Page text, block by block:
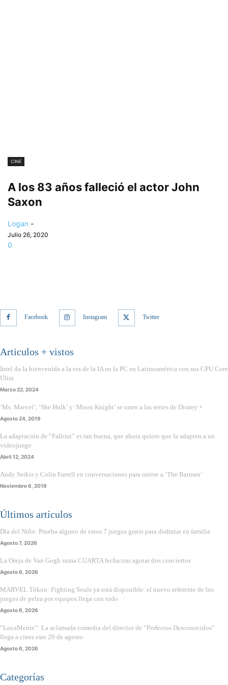
CINE
A los 83 años falleció el actor John
Saxon
Logan -
Julio 26, 2020
0
Facebook Instagram Twitter
Articulos + vistos
Intel da la bienvenida a la era de la IA en la PC en Latinoamérica con sus CPU Core
Ultra
Marzo 22, 2024
‘Ms. Marvel’, ‘She Hulk’ y ‘Moon Knight’ se unen a las series de Disney +
Agosto 24, 2019
La adaptación de “Fallout” es tan buena, que ahora quiero que la adapten a un
videojuego
Abril 12, 2024
Andy Serkis y Colin Farrell en conversaciones para unirse a ‘The Batman’
Noviembre 6, 2019
Últimos artículos
Día del Niño: Prueba alguno de estos 7 juegos gratis para disfrutar en familia
Agosto 7, 2026
La Oreja de Van Gogh suma CUARTA fecha tras agotar dos conciertos
Agosto 6, 2026
MARVEL Tōkon: Fighting Souls ya está disponible: el nuevo referente de los
juegos de pelea por equipos llega con todo
Agosto 6, 2026
“LocaMente”: La aclamada comedia del director de “Perfectos Desconocidos”
llega a cines este 20 de agosto
Agosto 6, 2026
Categorías